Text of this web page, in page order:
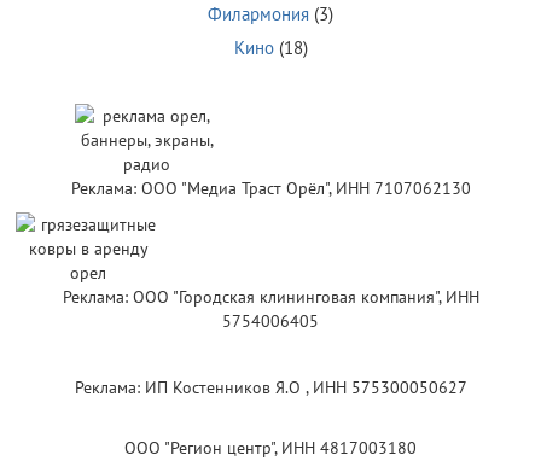
Филармония (3)
Кино(18)
Реклама: ООО "Медиа Траст Орёл", ИНН 7107062130
Реклама: ООО "Городская клининговая компания", ИНН
5754006405
Реклама: ИП Костенников Я.О , ИНН 575300050627
ООО "Регион центр", ИНН 4817003180